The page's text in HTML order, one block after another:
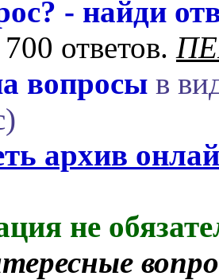
- найди
ответов.
вопросы в
архив
не